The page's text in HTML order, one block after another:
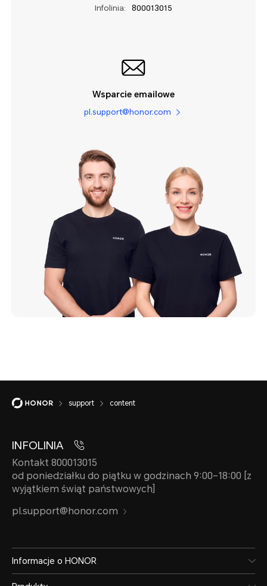
Infolinia: 800013015
Wsparcie emailowe
pl.support@honor.com
support content
INFOLINIA
Kontakt 800013015
od poniedziałku do piątku w godzinach 9:00–18:00 [z
wyjątkiem świąt państwowych]
pl.support@honor.com
Informacje o HONOR